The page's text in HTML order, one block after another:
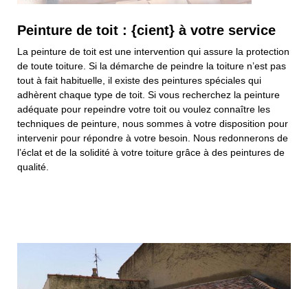
Peinture de toit : {cient} à votre service
La peinture de toit est une intervention qui assure la protection
de toute toiture. Si la démarche de peindre la toiture n’est pas
tout à fait habituelle, il existe des peintures spéciales qui
adhèrent chaque type de toit. Si vous recherchez la peinture
adéquate pour repeindre votre toit ou voulez connaître les
techniques de peinture, nous sommes à votre disposition pour
intervenir pour répondre à votre besoin. Nous redonnerons de
l’éclat et de la solidité à votre toiture grâce à des peintures de
qualité.